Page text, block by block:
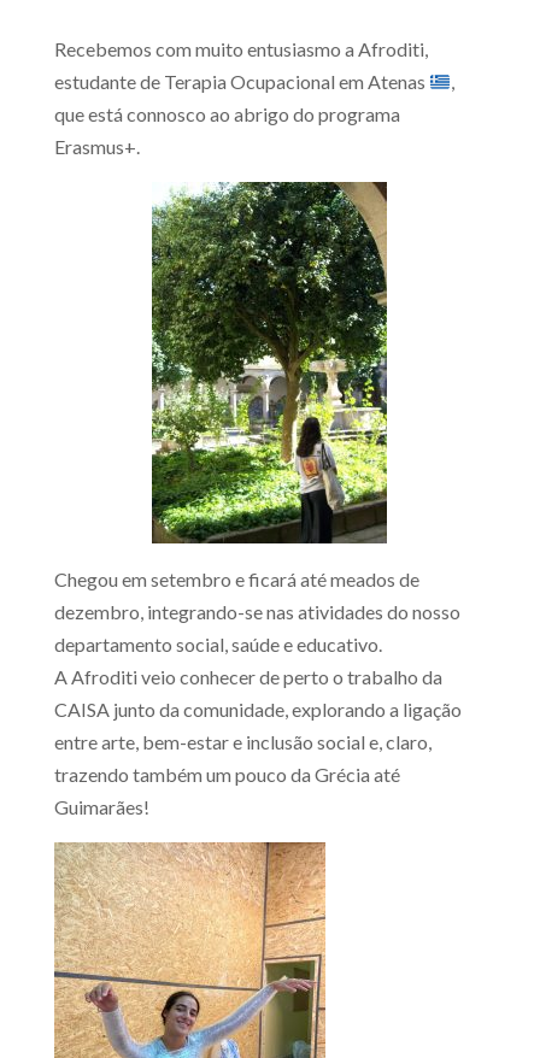
Recebemos com muito entusiasmo a Afroditi,
estudante de Terapia Ocupacional em Atenas
,
que está connosco ao abrigo do programa
Erasmus+.
Chegou em setembro e ficará até meados de
dezembro, integrando-se nas atividades do nosso
departamento social, saúde e educativo.
A Afroditi veio conhecer de perto o trabalho da
CAISA junto da comunidade, explorando a ligação
entre arte, bem-estar e inclusão social e, claro,
trazendo também um pouco da Grécia até
Guimarães!